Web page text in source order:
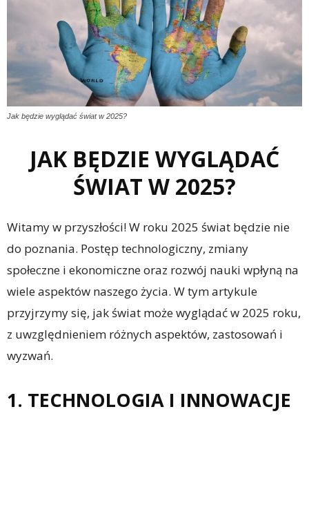
Jak będzie wyglądać świat w 2025?
JAK BĘDZIE WYGLĄDAĆ
ŚWIAT W 2025?
Witamy w przyszłości! W roku 2025 świat będzie nie
do poznania. Postęp technologiczny, zmiany
społeczne i ekonomiczne oraz rozwój nauki wpłyną na
wiele aspektów naszego życia. W tym artykule
przyjrzymy się, jak świat może wyglądać w 2025 roku,
z uwzględnieniem różnych aspektów, zastosowań i
wyzwań.
1. TECHNOLOGIA I INNOWACJE